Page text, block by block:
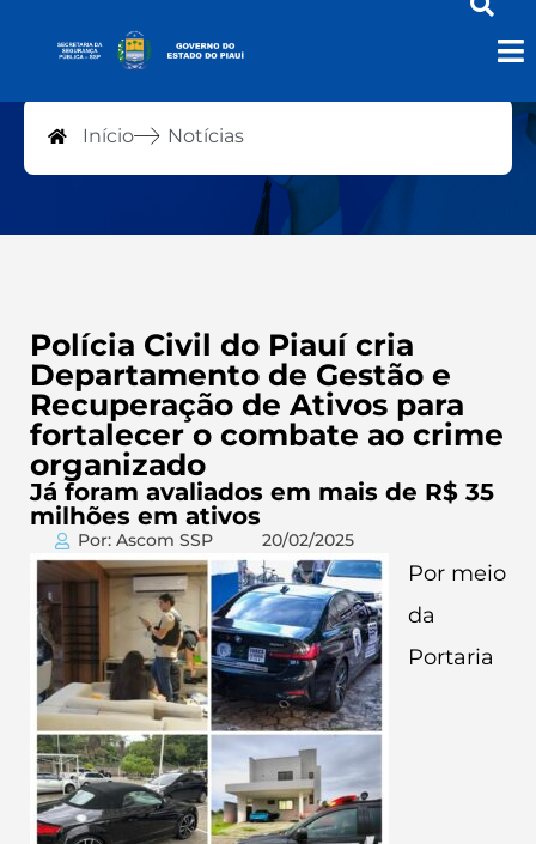
Notícias
Início Notícias
Polícia Civil do Piauí cria
Departamento de Gestão e
Recuperação de Ativos para
fortalecer o combate ao crime
organizado
Já foram avaliados em mais de R$ 35
milhões em ativos
Por: Ascom SSP 20/02/2025
Por meio
da
Portaria